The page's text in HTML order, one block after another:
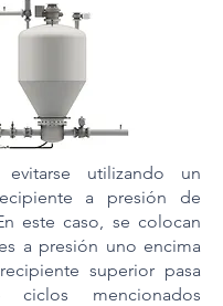
utilizando un
a presión de
este caso, se colocan
a presión uno encima
superior pasa
mencionados